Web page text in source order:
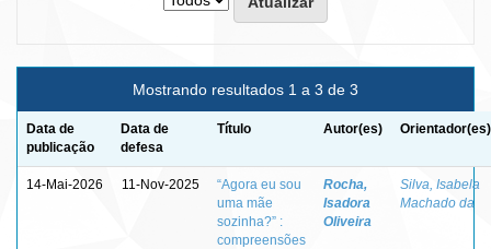
Mostrando resultados 1 a 3 de 3
Data de
publicação
Data de
defesa
Título Autor(es) Orientador(es)
14-Mai-2026 11-Nov-2025
“Agora eu sou
uma mãe
sozinha?” :
compreensões
Rocha,
Isadora
Oliveira
Silva, Isabela
Machado da